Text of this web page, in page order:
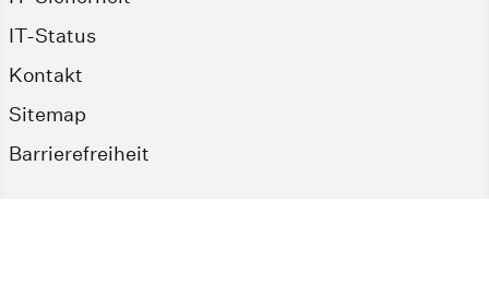
IT-Status
Kontakt
Sitemap
Barrierefreiheit